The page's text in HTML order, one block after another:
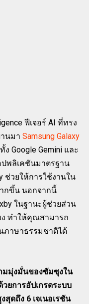
ฟีเจอร์ AI ที่ทรง
านมาSamsung Galaxy
Google Gemini และ
ปพลิเคชันมาตรฐาน
ช่วยให้การใช้งานใน
ากขึ้น นอกจากนี้
ในฐานะผู้ช่วยส่วน
ง ทำให้คุณสามารถ
ภาษาธรรมชาติได้
มมุ่งมั่นของซัมซุงใน
ยการอัปเกรดระบบ
สุดถึง 6 เจเนอเรชัน